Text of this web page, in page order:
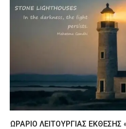
ΩΡΆΡΙΟ ΛΕΙΤΟΥΡΓΊΑΣ ΈΚΘΕΣΗΣ